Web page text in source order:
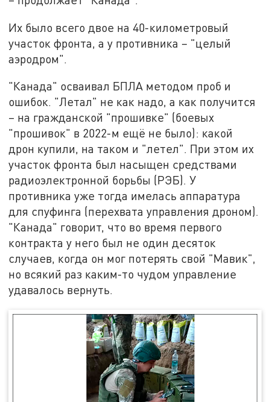
Их было всего двое на 40-километровый
участок фронта, а у противника – "целый
аэродром".
"Канада" осваивал БПЛА методом проб и
ошибок. "Летал" не как надо, а как получится
– на гражданской "прошивке" (боевых
"прошивок" в 2022-м ещё не было): какой
дрон купили, на таком и "летел". При этом их
участок фронта был насыщен средствами
радиоэлектронной борьбы (РЭБ). У
противника уже тогда имелась аппаратура
для спуфинга (перехвата управления дроном).
"Канада" говорит, что во время первого
контракта у него был не один десяток
случаев, когда он мог потерять свой "Мавик",
но всякий раз каким-то чудом управление
удавалось вернуть.